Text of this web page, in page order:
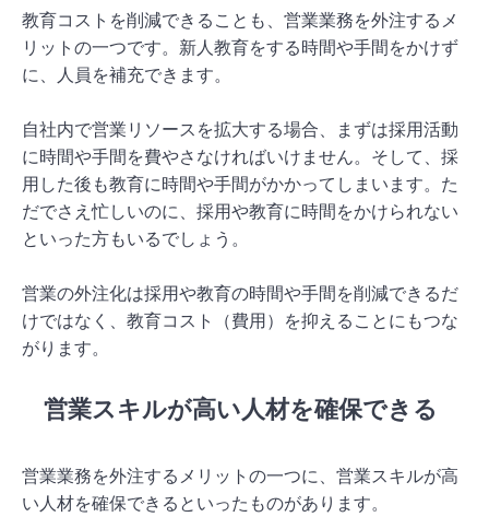
教育コストを削減できることも、営業業務を外注するメ
リットの一つです。新人教育をする時間や手間をかけず
に、人員を補充できます。
自社内で営業リソースを拡大する場合、まずは採用活動
に時間や手間を費やさなければいけません。そして、採
用した後も教育に時間や手間がかかってしまいます。た
だでさえ忙しいのに、採用や教育に時間をかけられない
といった方もいるでしょう。
営業の外注化は採用や教育の時間や手間を削減できるだ
けではなく、教育コスト（費用）を抑えることにもつな
がります。
営業スキルが高い人材を確保できる
営業業務を外注するメリットの一つに、営業スキルが高
い人材を確保できるといったものがあります。